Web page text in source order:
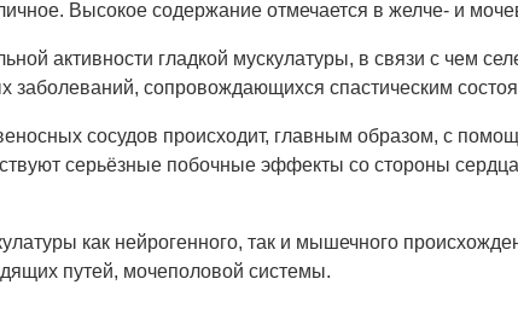
Высокое содержание отмечается в желче- и
активности гладкой мускулатуры, в связи с чем
заболеваний, сопровождающихся спастическим
сосудов происходит, главным образом, с
серьёзные побочные эффекты со стороны
как нейрогенного, так и мышечного
путей, мочеполовой системы.